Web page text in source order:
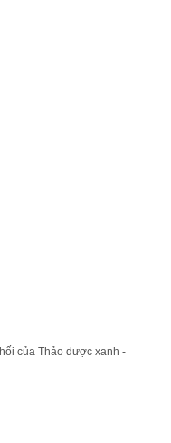
của Thảo dược xanh -